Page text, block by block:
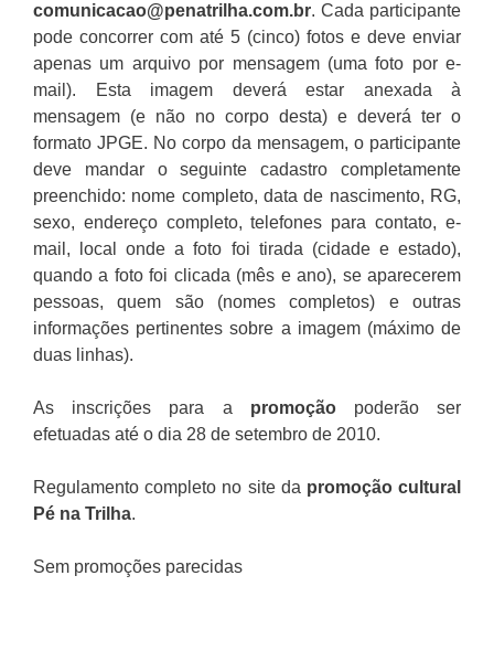
comunicacao@penatrilha.com.br. Cada participante
pode concorrer com até 5 (cinco) fotos e deve enviar
apenas um arquivo por mensagem (uma foto por e-
mail). Esta imagem deverá estar anexada à
mensagem (e não no corpo desta) e deverá ter o
formato JPGE. No corpo da mensagem, o participante
deve mandar o seguinte cadastro completamente
preenchido: nome completo, data de nascimento, RG,
sexo, endereço completo, telefones para contato, e-
mail, local onde a foto foi tirada (cidade e estado),
quando a foto foi clicada (mês e ano), se aparecerem
pessoas, quem são (nomes completos) e outras
informações pertinentes sobre a imagem (máximo de
duas linhas).
As inscrições para a promoçãopoderão ser
efetuadas até o dia 28 de setembro de 2010.
Regulamento completo no site da promoção cultural
Pé na Trilha.
Sem promoções parecidas